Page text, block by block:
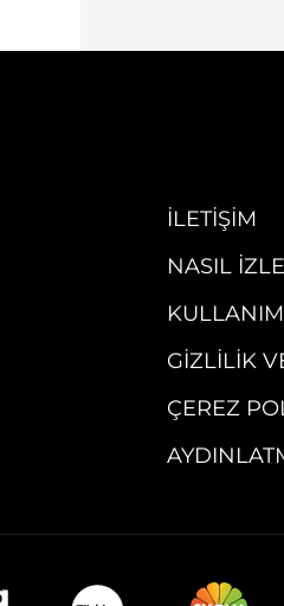
İLETIŞIM
NASIL
GIZLILIK
ÇEREZ